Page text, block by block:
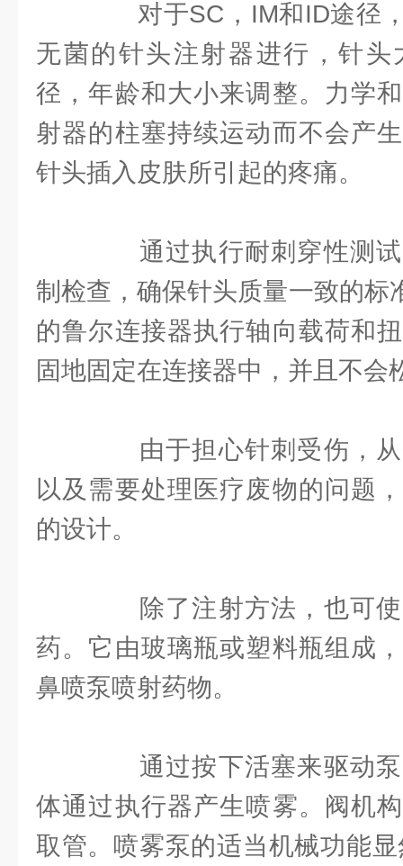
对于SC，IM和ID途径，
无菌的针头注射器进行，针
径，年龄和大小来调整。力学
射器的柱塞持续运动而不会产
针头插入皮肤所引起的疼痛。
通过执行耐刺穿性测试
制检查，确保针头质量一致的标
的鲁尔连接器执行轴向载荷和
固地固定在连接器中，并且不会
由于担心针刺受伤，从
以及需要处理医疗废物的问题
的设计。
除了注射方法，也可使
药。它由玻璃瓶或塑料瓶组成
鼻喷泵喷射药物。
通过按下活塞来驱动泵
体通过执行器产生喷雾。阀机
取管。喷雾泵的适当机械功能